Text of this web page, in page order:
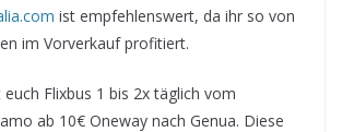
ist empfehlenswert, da ihr so von
im Vorverkauf profitiert.
Flixbus 1 bis 2x täglich vom
ab 10€ Oneway nach Genua. Diese